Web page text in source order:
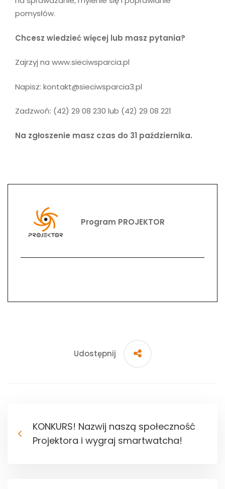
pomysłów.
Chcesz wiedzieć więcej lub masz pytania?
Zajrzyj na www.sieciwsparcia.pl
Napisz: kontakt@sieciwsparcia3.pl
Zadzwoń: (42) 29 08 230 lub (42) 29 08 221
Na zgłoszenie masz czas do 31 października.
Program PROJEKTOR
Udostępnij
KONKURS! Nazwij naszą społeczność
Projektora i wygraj smartwatcha!